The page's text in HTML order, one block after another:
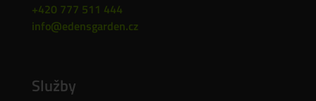
+420 777 511 444
info@edensgarden.cz
Služby